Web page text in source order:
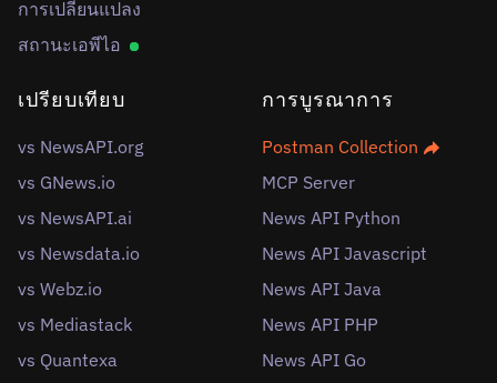
การเปลี่ยนแปลง
สถานะเอพีไอ
เปรียบเทียบ
vs NewsAPI.org
vs GNews.io
vs NewsAPI.ai
vs Newsdata.io
vs Webz.io
vs Mediastack
vs Quantexa
การบูรณาการ
Postman Collection
MCP Server
News API Python
News API Javascript
News API Java
News API PHP
News API Go